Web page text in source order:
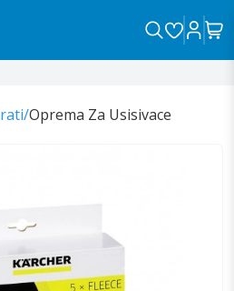
/Oprema Za Usisivace